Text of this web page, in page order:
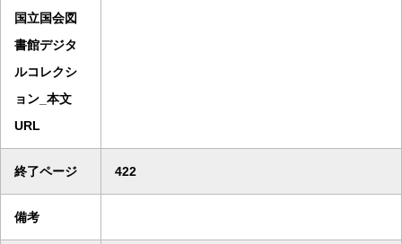
国立国会図
書館デジタ
ルコレクシ
ョン_本文
URL
終了ページ 422
備考